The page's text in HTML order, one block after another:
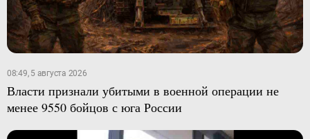
08:49, 5 августа 2026
Власти признали убитыми в военной операции не
менее 9550 бойцов с юга России